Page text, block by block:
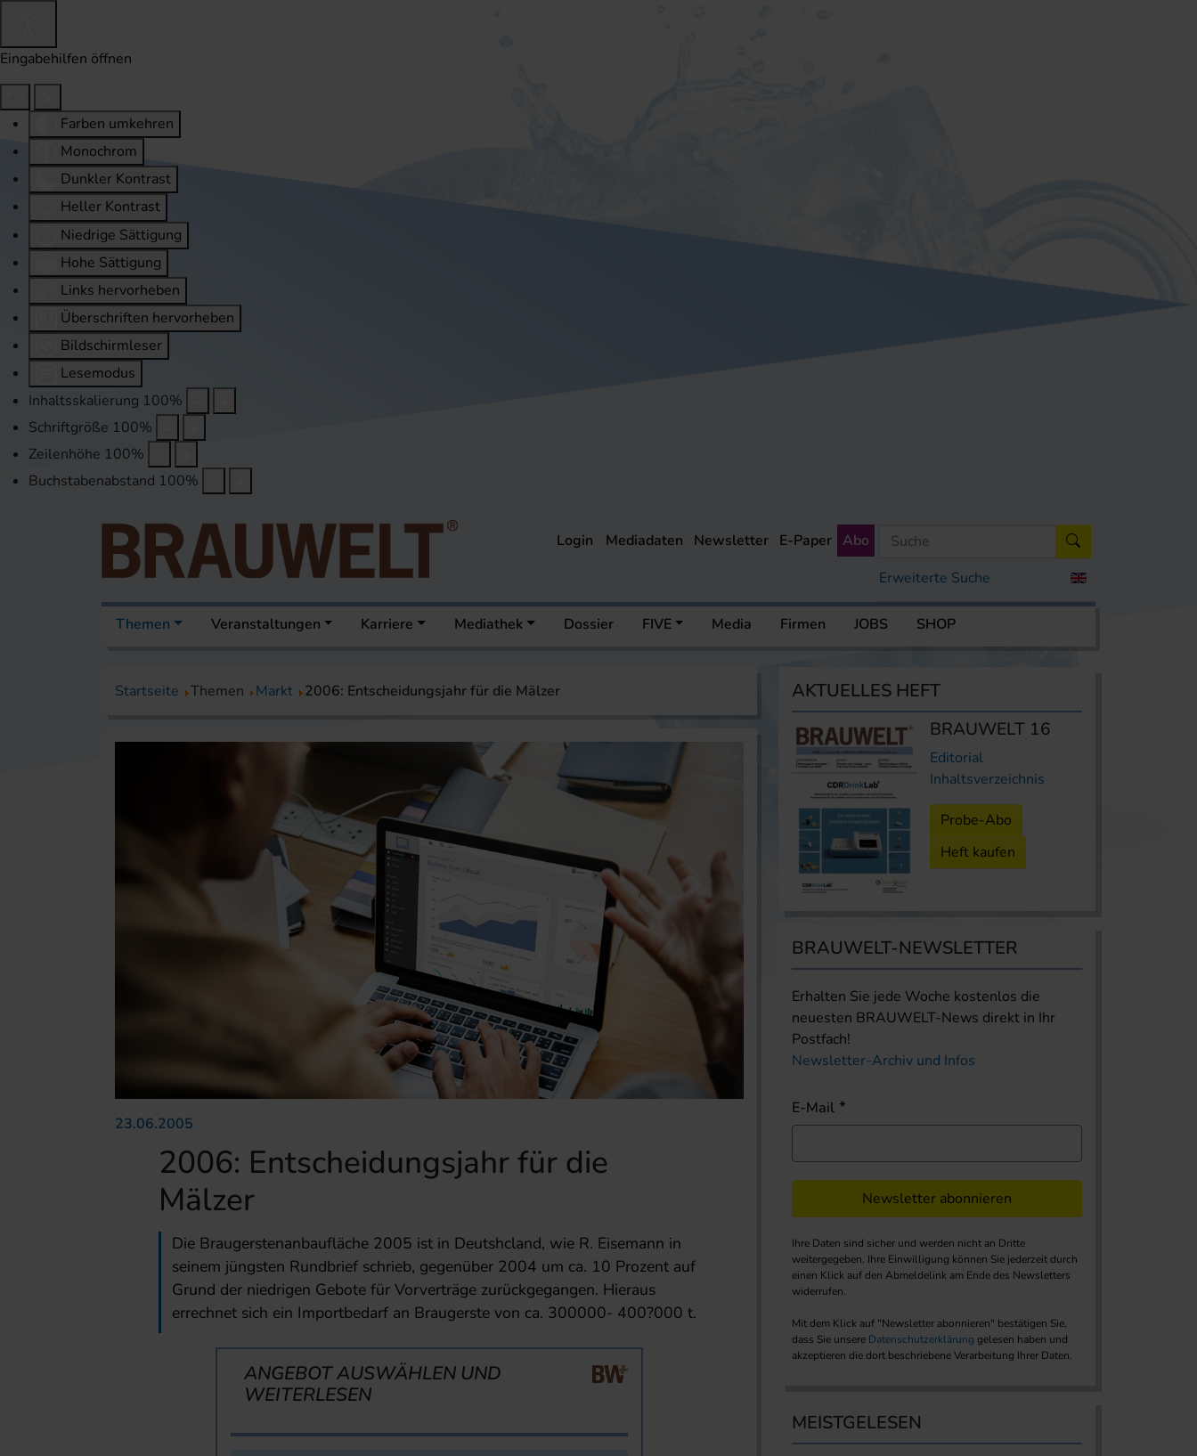
Eingabehilfen öffnen
Farben umkehren
Monochrom
Dunkler Kontrast
Heller Kontrast
Niedrige Sättigung
Hohe Sättigung
Links hervorheben
Überschriften hervorheben
Bildschirmleser
Lesemodus
Inhaltsskalierung 100%
Schriftgröße 100%
Zeilenhöhe 100%
Buchstabenabstand 100%
Erweiterte Suche
Login Mediadaten Newsletter E-Paper Abo
Themen Veranstaltungen Karriere Mediathek Dossier FIVE Media Firmen JOBS SHOP
Startseite Themen Markt 2006: Entscheidungsjahr für die Mälzer
23.06.2005
2006: Entscheidungsjahr für die
Mälzer
Die Braugerstenanbaufläche 2005 ist in Deutshcland, wie R. Eisemann in
seinem jüngsten Rundbrief schrieb, gegenüber 2004 um ca. 10 Prozent auf
Grund der niedrigen Gebote für Vorverträge zurückgegangen. Hieraus
errechnet sich ein Importbedarf an Braugerste von ca. 300000- 400?000 t.
ANGEBOT AUSWÄHLEN UND
WEITERLESEN
AKTUELLES HEFT
BRAUWELT 16
Editorial
Inhaltsverzeichnis
Probe-Abo
Heft kaufen
BRAUWELT-NEWSLETTER
Erhalten Sie jede Woche kostenlos die
neuesten BRAUWELT-News direkt in Ihr
Postfach!
Newsletter-Archiv und Infos
E-Mail
Newsletter abonnieren
Ihre Daten sind sicher und werden nicht an Dritte
weitergegeben. Ihre Einwilligung können Sie jederzeit durch
einen Klick auf den Abmeldelink am Ende des Newsletters
widerrufen.
Mit dem Klick auf "Newsletter abonnieren" bestätigen Sie,
dass Sie unsere Datenschutzerklärung gelesen haben und
akzeptieren die dort beschriebene Verarbeitung Ihrer Daten.
MEISTGELESEN